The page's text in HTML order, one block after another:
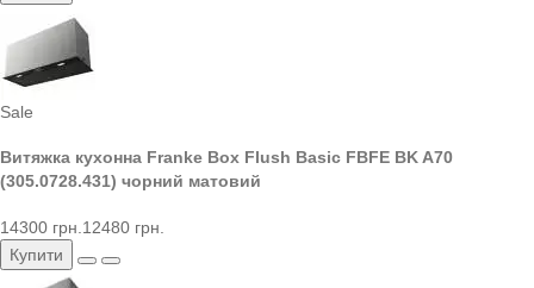
Sale
Витяжка кухонна Franke Box Flush Basic FBFE BK A70
(305.0728.431) чорний матовий
14300 грн. 12480 грн.
Купити